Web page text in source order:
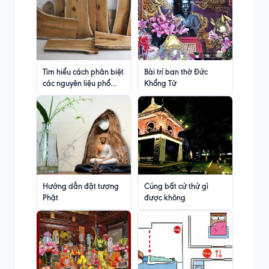
Tìm hiểu cách phân biệt
các nguyên liệu phổ
biến trong đồ gỗ
Bài trí ban thờ Đức
Khổng Tử
Hướng dẫn đặt tượng
Phật
Cúng bất cứ thứ gì
được không